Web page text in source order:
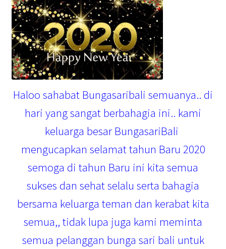
Haloo sahabat Bungasaribali semuanya.. di
hari yang sangat berbahagia ini.. kami
keluarga besar BungasariBali
mengucapkan selamat tahun Baru 2020
semoga di tahun Baru ini kita semua
sukses dan sehat selalu serta bahagia
bersama keluarga teman dan kerabat kita
semua,, tidak lupa juga kami meminta
semua pelanggan bunga sari bali untuk